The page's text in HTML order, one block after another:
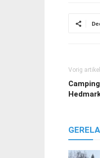
Vorig artikel